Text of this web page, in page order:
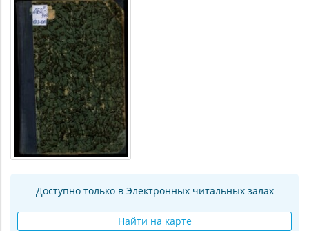
Доступно только в Электронных читальных залах
Найти на карте